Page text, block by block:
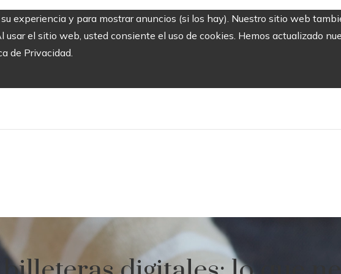
experiencia y para mostrar anuncios (si los hay). Nuestro sitio web
el sitio web, usted consiente el uso de cookies. Hemos actualizado
de Privacidad.